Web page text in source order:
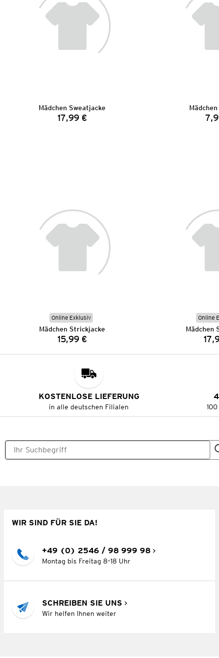
Mädchen Sweatjacke
Preis:
17,99 €
Online Exklusiv
Mädchen Strickjacke
Preis:
15,99 €
Online
Mädchen
KOSTENLOSE LIEFERUNG
in alle deutschen Filialen
WIR SIND FÜR SIE DA!
+49 (0) 2546 / 98 999 98
Montag bis Freitag 8–18 Uhr
SCHREIBEN SIE UNS
Wir helfen Ihnen weiter